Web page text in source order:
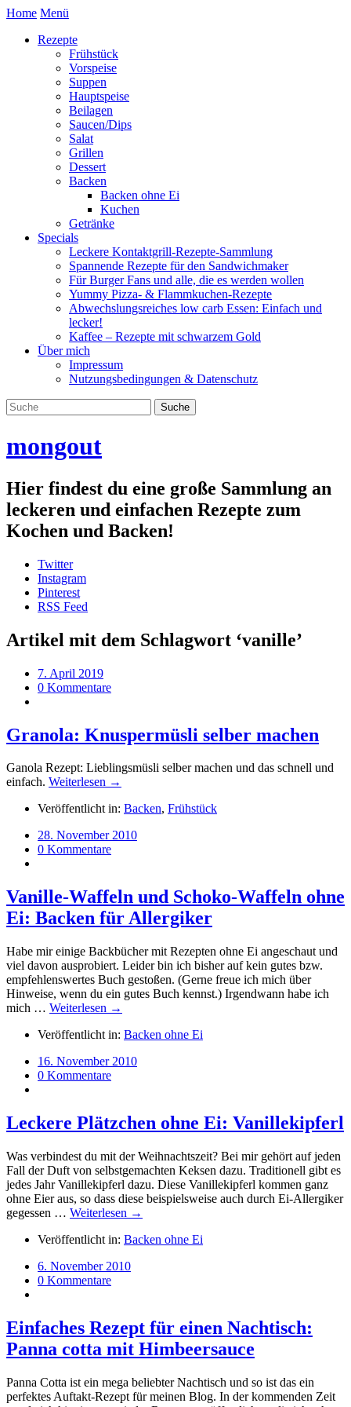
Home Menü
Rezepte
Frühstück
Vorspeise
Suppen
Hauptspeise
Beilagen
Saucen/Dips
Salat
Grillen
Dessert
Backen
Backen ohne Ei
Kuchen
Getränke
Specials
Leckere Kontaktgrill-Rezepte-Sammlung
Spannende Rezepte für den Sandwichmaker
Für Burger Fans und alle, die es werden wollen
Yummy Pizza- & Flammkuchen-Rezepte
Abwechslungsreiches low carb Essen: Einfach und
lecker!
Kaffee – Rezepte mit schwarzem Gold
Über mich
Impressum
Nutzungsbedingungen & Datenschutz
mongout
Hier findest du eine große Sammlung an
leckeren und einfachen Rezepte zum
Kochen und Backen!
Twitter
Instagram
Pinterest
RSS Feed
Artikel mit dem Schlagwort ‘vanille’
7. April 2019
0 Kommentare
Granola: Knuspermüsli selber machen
Ganola Rezept: Lieblingsmüsli selber machen und das schnell und
einfach. Weiterlesen →
Veröffentlicht in: Backen, Frühstück
28. November 2010
0 Kommentare
Vanille-Waffeln und Schoko-Waffeln ohne
Ei: Backen für Allergiker
Habe mir einige Backbücher mit Rezepten ohne Ei angeschaut und
viel davon ausprobiert. Leider bin ich bisher auf kein gutes bzw.
empfehlenswertes Buch gestoßen. (Gerne freue ich mich über
Hinweise, wenn du ein gutes Buch kennst.) Irgendwann habe ich
mich … Weiterlesen →
Veröffentlicht in: Backen ohne Ei
16. November 2010
0 Kommentare
Leckere Plätzchen ohne Ei: Vanillekipferl
Was verbindest du mit der Weihnachtszeit? Bei mir gehört auf jeden
Fall der Duft von selbstgemachten Keksen dazu. Traditionell gibt es
jedes Jahr Vanillekipferl dazu. Diese Vanillekipferl kommen ganz
ohne Eier aus, so dass diese beispielsweise auch durch Ei-Allergiker
gegessen … Weiterlesen →
Veröffentlicht in: Backen ohne Ei
6. November 2010
0 Kommentare
Einfaches Rezept für einen Nachtisch:
Panna cotta mit Himbeersauce
Panna Cotta ist ein mega beliebter Nachtisch und so ist das ein
perfektes Auftakt-Rezept für meinen Blog. In der kommenden Zeit